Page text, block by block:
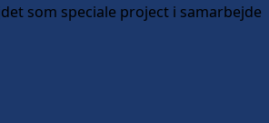
som speciale project i samarbejde